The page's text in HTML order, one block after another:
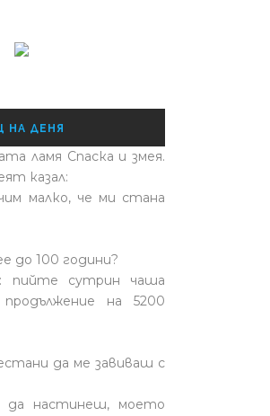
НА ДЕНЯ
ламя Спаска и змея.
казал:
малко, че ми стана
до 100 години?
пийте сутрин чаша
на 5200
да ме завиваш с
настинеш, моето